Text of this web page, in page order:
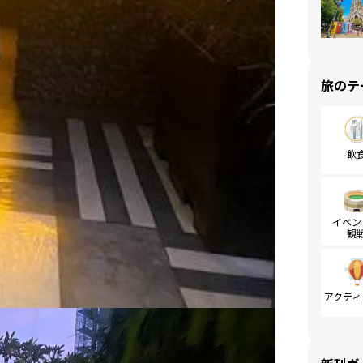
旅の
飲
イベ
観
アクテ